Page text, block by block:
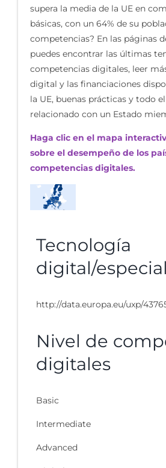
supera la media de la UE en
básicas, con un 64% de su
competencias? En las páginas
puedes encontrar las últimas
competencias digitales, leer
digital y las financiaciones
la UE, buenas prácticas y todo
relacionado con un Estado
Haga clic en el mapa
sobre el desempeño de los
competencias digitales.
Tecnología
digital/
http://data.europa.eu/uxp/
Nivel de
digitales
Basic
Intermediate
Advanced